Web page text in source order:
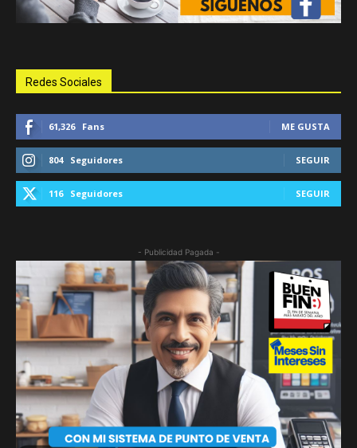
Redes Sociales
61,326 Fans ME GUSTA
804 Seguidores SEGUIR
116 Seguidores SEGUIR
- Publicidad Pagada -